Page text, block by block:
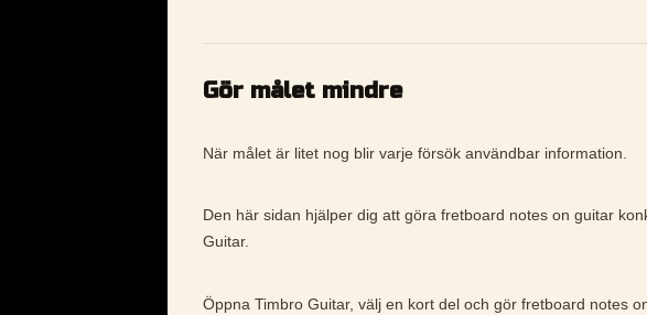
Gör målet mindre
När målet är litet nog blir varje försök användbar information.
Den här sidan hjälper dig att göra fretboard notes on guitar
Guitar.
Öppna Timbro Guitar, välj en kort del och gör fretboard notes